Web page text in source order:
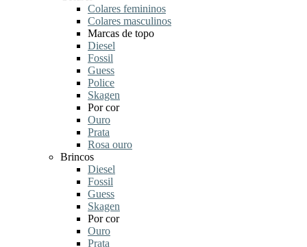
Colares femininos
Colares masculinos
Marcas de topo
Diesel
Fossil
Guess
Police
Skagen
Por cor
Ouro
Prata
Rosa ouro
Brincos
Diesel
Fossil
Guess
Skagen
Por cor
Ouro
Prata